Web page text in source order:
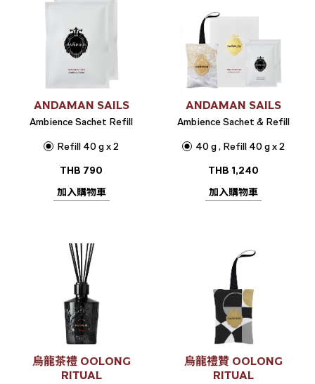
ANDAMAN SAILS
Ambience Sachet Refill
Refill 40 g x 2
THB 790
加入購物車
ANDAMAN SAILS
Ambience Sachet & Refill
40 g , Refill 40 g x 2
THB 1,240
加入購物車
烏龍茶禮 OOLONG
RITUAL
烏龍禮贊 OOLONG
RITUAL